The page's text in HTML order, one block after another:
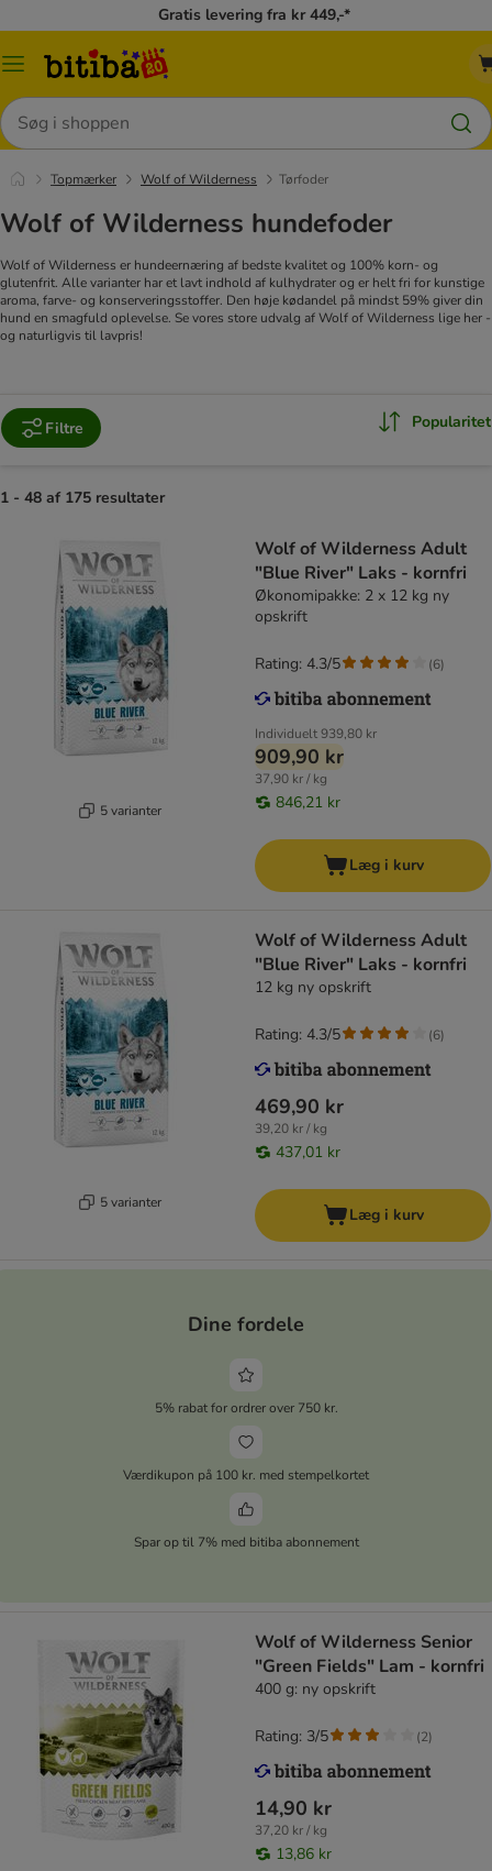
Gratis levering fra kr 449,-*
Menu
Søg
Topmærker Wolf of Wilderness Tørfoder
Wolf of Wilderness hundefoder
Wolf of Wilderness er hundeernæring af bedste kvalitet og 100% korn- og
glutenfrit. Alle varianter har et lavt indhold af kulhydrater og er helt fri for kunstige
aroma, farve- og konserveringsstoffer. Den høje kødandel på mindst 59% giver din
hund en smagfuld oplevelse. Se vores store udvalg af Wolf of Wilderness lige her -
og naturligvis til lavpris!
Filtre Popularitet
1 - 48 af 175 resultater
5 varianter
Wolf of Wilderness Adult
"Blue River" Laks - kornfri
Økonomipakke: 2 x 12 kg ny
opskrift
Individuelt939,80 kr
909,90 kr
37,90 kr / kg
846,21 kr
Rating: 4.3/5 (6)
Læg i kurv
5 varianter
Wolf of Wilderness Adult
"Blue River" Laks - kornfri
12 kg ny opskrift
469,90 kr
39,20 kr / kg
437,01 kr
Rating: 4.3/5 (6)
Læg i kurv
Dine fordele
5% rabat for ordrer over 750 kr.
Værdikupon på 100 kr. med stempelkortet
Spar op til 7% med bitiba abonnement
Wolf of Wilderness Senior
"Green Fields" Lam - kornfri
400 g: ny opskrift
14,90 kr
37,20 kr / kg
13,86 kr
Rating: 3/5 (2)